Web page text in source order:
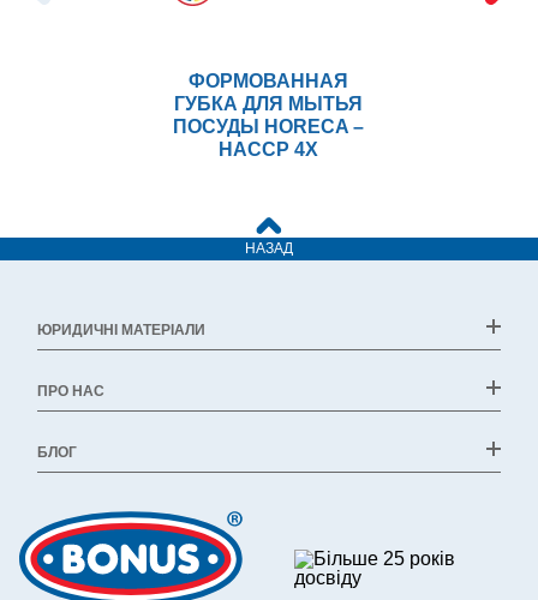
ФОРМОВАННАЯ
ГУБКА ДЛЯ МЫТЬЯ
ПОСУДЫ HORECA –
HACCP 4X
НАЗАД
ЮРИДИЧНІ МАТЕРІАЛИ
ПРО НАС
БЛОГ